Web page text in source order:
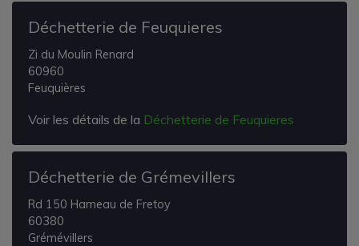
Déchetterie de Feuquieres
Zi du Moulin Renard
60960
Feuquières
Voir les détails de la Déchetterie de Feuquieres
Déchetterie de Grémevillers
Rd 150 Hameau de Fretoy
60380
Grémévillers